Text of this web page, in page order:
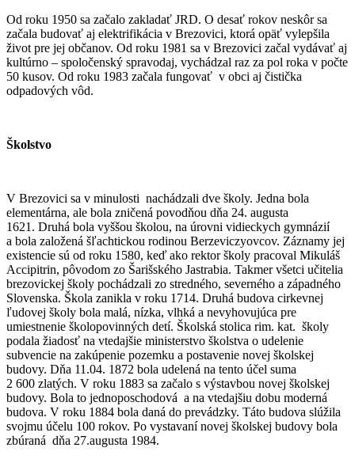
Od roku 1950 sa začalo zakladať JRD. O desať rokov neskôr sa
začala budovať aj elektrifikácia v Brezovici, ktorá opäť vylepšila
život pre jej občanov. Od roku 1981 sa v Brezovici začal vydávať aj
kultúrno – spoločenský spravodaj, vychádzal raz za pol roka v počte
50 kusov. Od roku 1983 začala fungovať v obci aj čistička
odpadových vôd.
Školstvo
V Brezovici sa v minulosti nachádzali dve školy. Jedna bola
elementárna, ale bola zničená povodňou dňa 24. augusta
1621. Druhá bola vyššou školou, na úrovni vidieckych gymnázií
a bola založená šľachtickou rodinou Berzeviczyovcov. Záznamy jej
existencie sú od roku 1580, keď ako rektor školy pracoval Mikuláš
Accipitrin, pôvodom zo Šarišského Jastrabia. Takmer všetci učitelia
brezovickej školy pochádzali zo stredného, severného a západného
Slovenska. Škola zanikla v roku 1714. Druhá budova cirkevnej
ľudovej školy bola malá, nízka, vlhká a nevyhovujúca pre
umiestnenie školopovinných detí. Školská stolica rim. kat. školy
podala žiadosť na vtedajšie ministerstvo školstva o udelenie
subvencie na zakúpenie pozemku a postavenie novej školskej
budovy. Dňa 11.04. 1872 bola udelená na tento účel suma
2 600 zlatých. V roku 1883 sa začalo s výstavbou novej školskej
budovy. Bola to jednoposchodová a na vtedajšiu dobu moderná
budova. V roku 1884 bola daná do prevádzky. Táto budova slúžila
svojmu účelu 100 rokov. Po vystavaní novej školskej budovy bola
zbúraná dňa 27.augusta 1984.